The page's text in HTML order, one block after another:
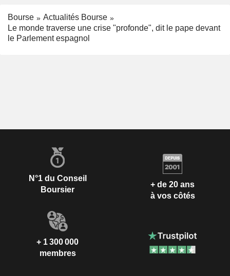
Bourse
Actualités Bourse
Le monde traverse une crise "profonde", dit le pape devant
le Parlement espagnol
N°1 du Conseil
Boursier
+ de 20 ans
à vos côtés
+ 1 300 000
membres